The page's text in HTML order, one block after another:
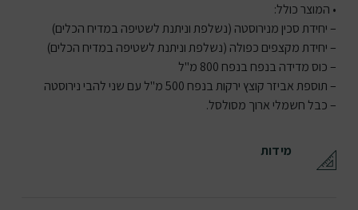
• המוצר כולל:
– יחידת סכין מנירוסטה (נשלפת וניתנת לשטיפה במדיח הכלים)
– יחידת מקצפים כפולה (נשלפת וניתנת לשטיפה במדיח הכלים)
– כוס מדידה בנפח בנפח 800 מ"ל
– תוספת אביזר קוצץ ירקות בנפח 500 מ"ל עם שני להבי נירוסטה
– כבל חשמלי ארוך מסולסל.
מידות